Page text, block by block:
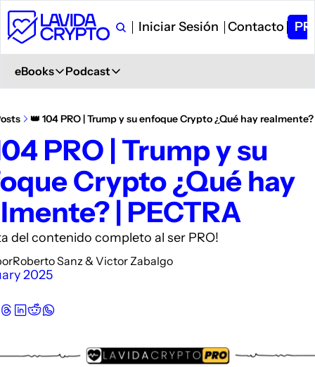
Iniciar Sesión Contacto
eBooks
eBooks
Primeros Pasos en Crypto
Glosario de Términos Crypto
+400 términos
Curso de Trading
PDF explicativo
Podcast
Podcast
Ver en YouTube
Spotify
Description
Description
Apple Podcast
Podimo
👑 104 PRO | Trump y su enfoque Crypto ¿Qué hay realmente?
PRO | Trump y su
Crypto ¿Qué hay
| PECTRA
del contenido completo al ser PRO!
Roberto Sanz & Victor Zabalgo
2025